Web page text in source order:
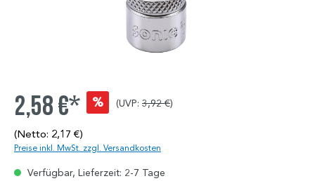
2,58 €* % (UVP: 3,92 €)
(Netto: 2,17 €)
Preise inkl. MwSt. zzgl. Versandkosten
Verfügbar, Lieferzeit: 2-7 Tage